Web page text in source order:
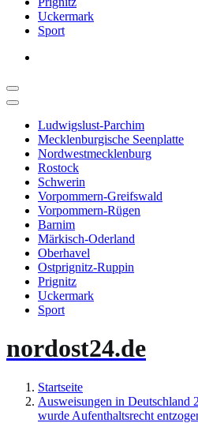
Uckermark
Sport
Ludwigslust-Parchim
Mecklenburgische Seenplatte
Nordwestmecklenburg
Rostock
Schwerin
Vorpommern-Greifswald
Vorpommern-Rügen
Barnim
Märkisch-Oderland
Oberhavel
Ostprignitz-Ruppin
Prignitz
Uckermark
Sport
nordost24.de
Startseite
Ausweisungen in Deutschland
wurde Aufenthaltsrecht